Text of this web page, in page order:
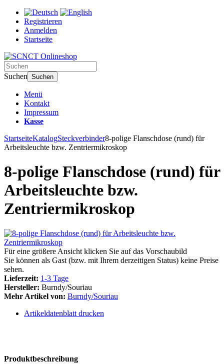
Registrieren
Anmelden
Startseite
Suchen Suchen
Menü
Kontakt
Impressum
Kasse
StartseiteKatalogSteckverbinder8-polige Flanschdose (rund) für
Arbeitsleuchte bzw. Zentriermikroskop
8-polige Flanschdose (rund) für
Arbeitsleuchte bzw.
Zentriermikroskop
Für eine größere Ansicht klicken Sie auf das Vorschaubild
Sie können als Gast (bzw. mit Ihrem derzeitigen Status) keine Preise
sehen.
Lieferzeit: 1-3 Tage
Hersteller: Burndy/Souriau
Mehr Artikel von: Burndy/Souriau
Artikeldatenblatt drucken
Produktbeschreibung